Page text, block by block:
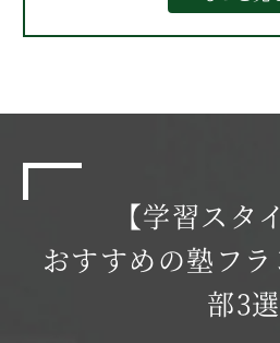
【学習スタ
おすすめの塾フ
部3選